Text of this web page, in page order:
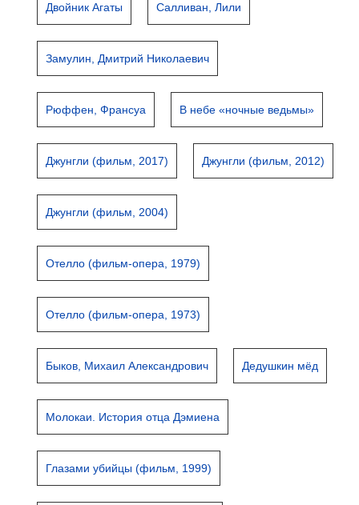
Двойник Агаты Салливан, Лили
Замулин, Дмитрий Николаевич
Рюффен, Франсуа В небе «ночные ведьмы»
Джунгли (фильм, 2017) Джунгли (фильм, 2012)
Джунгли (фильм, 2004)
Отелло (фильм-опера, 1979)
Отелло (фильм-опера, 1973)
Быков, Михаил Александрович Дедушкин мёд
Молокаи. История отца Дэмиена
Глазами убийцы (фильм, 1999)